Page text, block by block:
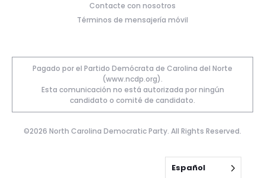
Contacte con nosotros
Términos de mensajería móvil
Pagado por el Partido Demócrata de Carolina del Norte
(www.ncdp.org).
Esta comunicación no está autorizada por ningún
candidato o comité de candidato.
©2026 North Carolina Democratic Party. All Rights Reserved.
Español